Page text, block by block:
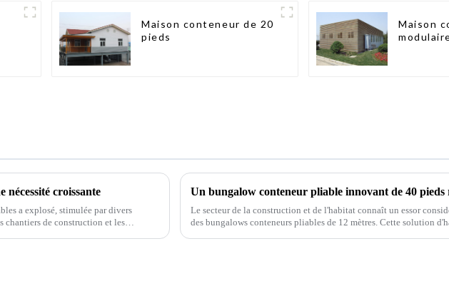
Maison conteneur de 20
pieds
Maison
nécessité croissante
a explosé, stimulée par divers
chantiers de construction et les
Le secteur de la construction et de l'habitat connaît un essor
des bungalows conteneurs pliables de 12 mètres. Cette solution